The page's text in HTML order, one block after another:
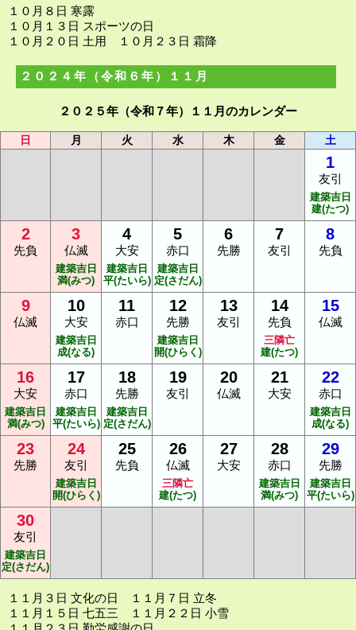
１０月８日 寒露
１０月１３日 スポーツの日
１０月２０日 土用 １０月２３日 霜降
２０２４年（令和６年）１１月
２０２５年（令和７年）１１月のカレンダー
日 月 火 水 木 金 土
1
友引
建築吉日
建(たつ)
2
先負
3
仏滅
建築吉日
満(みつ)
4
大安
建築吉日
平(たいら)
5
赤口
建築吉日
定(さだん)
6
先勝
7
友引
8
先負
9
仏滅
10
大安
建築吉日
成(なる)
11
赤口
12
先勝
建築吉日
開(ひらく)
13
友引
14
先負
三隣亡
建(たつ)
15
仏滅
16
大安
建築吉日
満(みつ)
17
赤口
建築吉日
平(たいら)
18
先勝
建築吉日
定(さだん)
19
友引
20
仏滅
21
大安
22
赤口
建築吉日
成(なる)
23
先勝
24
友引
建築吉日
開(ひらく)
25
先負
26
仏滅
三隣亡
建(たつ)
27
大安
28
赤口
建築吉日
満(みつ)
29
先勝
建築吉日
平(たいら)
30
友引
建築吉日
定(さだん)
１１月３日 文化の日 １１月７日 立冬
１１月１５日 七五三 １１月２２日 小雪